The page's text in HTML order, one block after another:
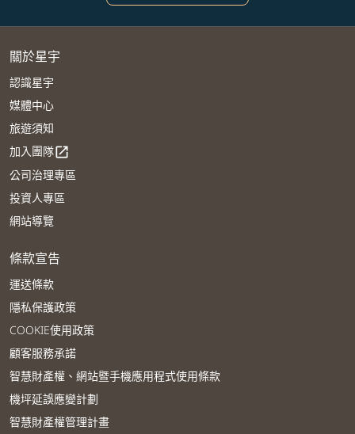
關於星宇
認識星宇
媒體中心
旅遊須知
加入團隊open_in_new
公司治理專區
投資人專區
網站導覽
條款宣告
運送條款
隱私保護政策
COOKIE使用政策
顧客服務承諾
智慧財產權、網站暨手機應用程式使用條款
機坪延誤應變計劃
智慧財產權管理計畫